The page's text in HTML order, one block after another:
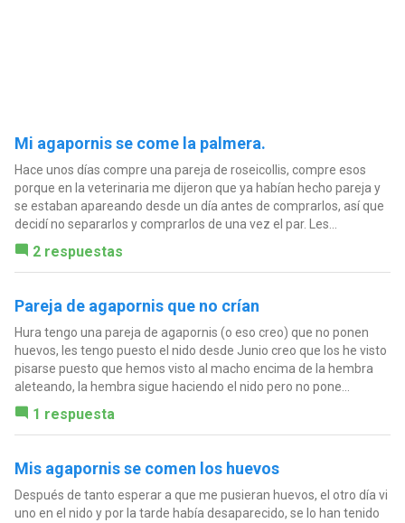
Mi agapornis se come la palmera.
Hace unos días compre una pareja de roseicollis, compre esos
porque en la veterinaria me dijeron que ya habían hecho pareja y
se estaban apareando desde un día antes de comprarlos, así que
decidí no separarlos y comprarlos de una vez el par. Les...
2 respuestas
Pareja de agapornis que no crían
Hura tengo una pareja de agapornis (o eso creo) que no ponen
huevos, les tengo puesto el nido desde Junio creo que los he visto
pisarse puesto que hemos visto al macho encima de la hembra
aleteando, la hembra sigue haciendo el nido pero no pone...
1 respuesta
Mis agapornis se comen los huevos
Después de tanto esperar a que me pusieran huevos, el otro día vi
uno en el nido y por la tarde había desaparecido, se lo han tenido